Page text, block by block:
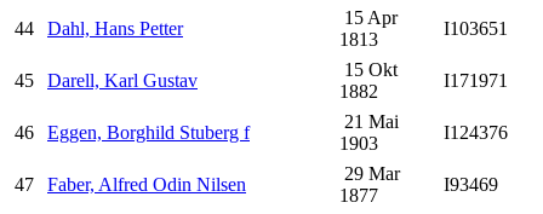
44 Dahl, Hans Petter
15 Apr
1813
I103651
45 Darell, Karl Gustav
15 Okt
1882
I171971
46 Eggen, Borghild Stuberg f
21 Mai
1903
I124376
47 Faber, Alfred Odin Nilsen
29 Mar
1877
I93469